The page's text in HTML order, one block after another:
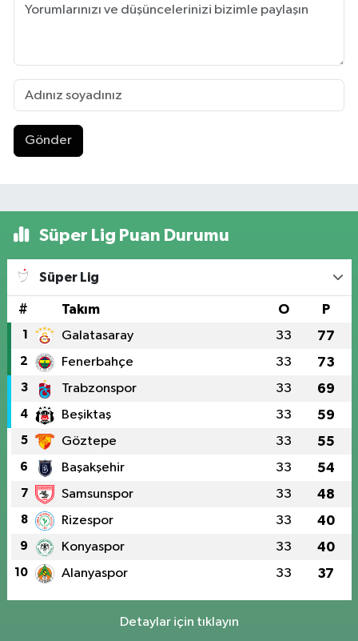
Gönder
Süper Lig Puan Durumu
Süper Lig
# Takım O P
1 Galatasaray 33 77
2 Fenerbahçe 33 73
3 Trabzonspor 33 69
4 Beşiktaş 33 59
5 Göztepe 33 55
6 Başakşehir 33 54
7 Samsunspor 33 48
8 Rizespor 33 40
9 Konyaspor 33 40
10 Alanyaspor 33 37
Detaylar için tıklayın